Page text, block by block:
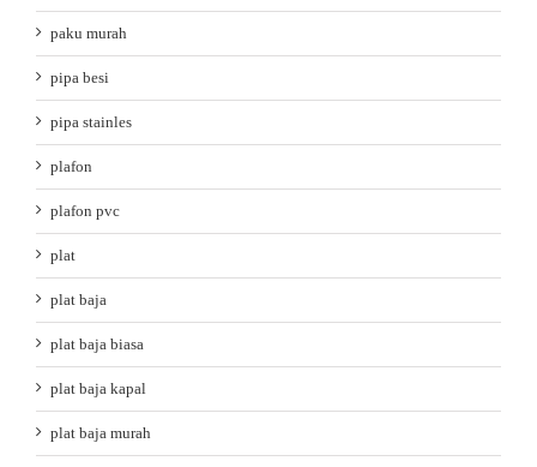
paku murah
pipa besi
pipa stainles
plafon
plafon pvc
plat
plat baja
plat baja biasa
plat baja kapal
plat baja murah